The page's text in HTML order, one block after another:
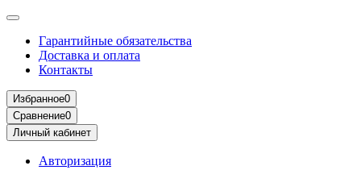
Гарантийные обязательства
Доставка и оплата
Контакты
Избранное0
Сравнение0
Личный кабинет
Авторизация